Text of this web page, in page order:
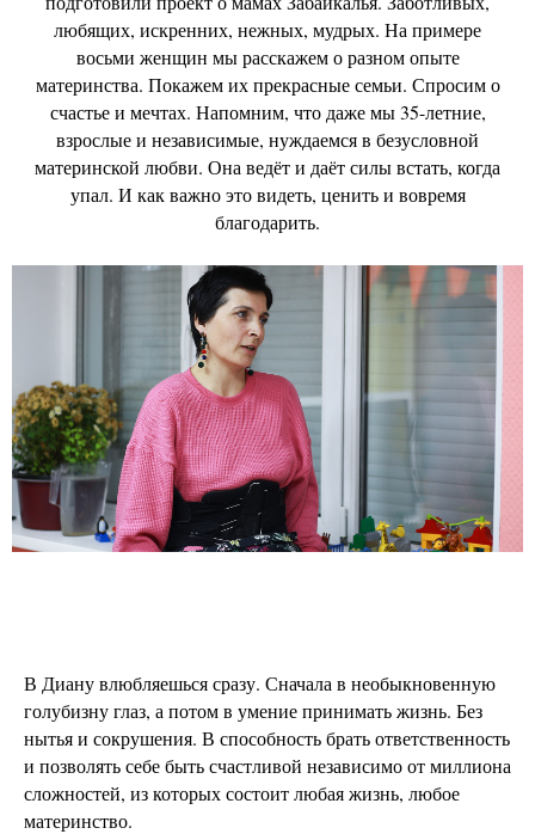
любящих, искренних, нежных, мудрых. На примере
восьми женщин мы расскажем о разном опыте
материнства. Покажем их прекрасные семьи. Спросим о
счастье и мечтах. Напомним, что даже мы 35-летние,
взрослые и независимые, нуждаемся в безусловной
материнской любви. Она ведёт и даёт силы встать, когда
упал. И как важно это видеть, ценить и вовремя
благодарить.
В Диану влюбляешься сразу. Сначала в необыкновенную
голубизну глаз, а потом в умение принимать жизнь. Без
нытья и сокрушения. В способность брать ответственность
и позволять себе быть счастливой независимо от миллиона
сложностей, из которых состоит любая жизнь, любое
материнство.